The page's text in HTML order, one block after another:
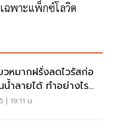
เฉพาะแพ็กซ์โลวิด
วหมากฝรั่งลดไวรัสก่อ
น้ำลายได้ ทำอย่างไร
| 19:11 น.